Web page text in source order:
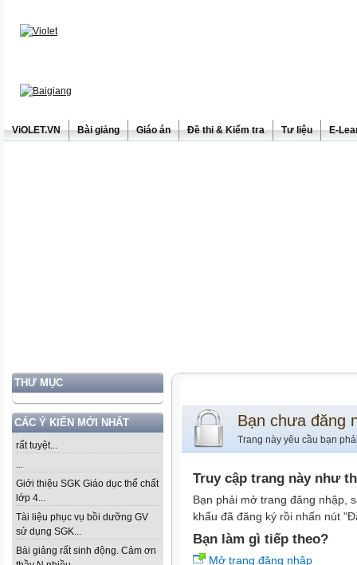
ViOLET.VN Bài giảng Giáo án Đề thi & Kiểm tra Tư liệu E-
THƯ MỤC
CÁC Ý KIẾN MỚI NHẤT
rất tuyệt...
...
Giới thiệu SGK Giáo dục thể chất
lớp 4...
Tài liệu phục vụ bồi dưỡng GV
sử dụng SGK...
Bài giảng rất sinh động. Cảm ơn
Bạn chưa đăng
Trang này yêu cầu bạn
Truy cập trang này như
Bạn phải mở trang đăng nhập,
khẩu đã đăng ký rồi nhấn nút
Bạn làm gì tiếp theo?
Mở trang đăng nhập